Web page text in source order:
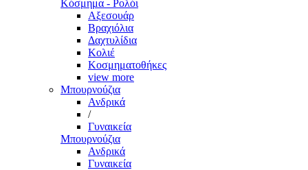
Κόσμημα - Ρολόι
Αξεσουάρ
Βραχιόλια
Δαχτυλίδια
Κολιέ
Κοσμηματοθήκες
view more
Μπουρνούζια
Ανδρικά
/
Γυναικεία
Μπουρνούζια
Ανδρικά
Γυναικεία